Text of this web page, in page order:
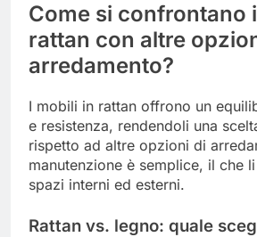
Come si confrontano
rattan con altre
arredamento?
I mobili in rattan offrono un
e resistenza, rendendoli una
rispetto ad altre opzioni di
manutenzione è semplice, il che
spazi interni ed esterni.
Rattan vs. legno: quale